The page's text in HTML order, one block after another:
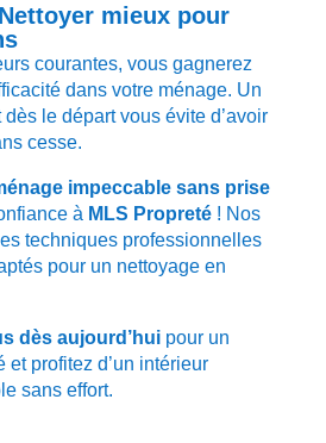
mieux pour
courantes, vous gagnerez
dans votre ménage. Un
le départ vous évite d’avoir
cesse.
impeccable sans prise
à MLS Propreté! Nos
techniques professionnelles
pour un nettoyage en
dès aujourd’huipour un
profitez d’un intérieur
sans effort.